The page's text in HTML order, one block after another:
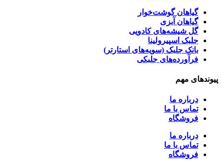
گیاهان گوشت‌خوار
گیاهان آبزی
گل شیشه‌های کادویی
جلبک اسپیرولینا
بانک جلبک (سویه‌های استارتر)
فرآورده‌های جلبکی
پیوندهای مهم
درباره ما
تماس با ما
فروشگاه
درباره ما
تماس با ما
فروشگاه